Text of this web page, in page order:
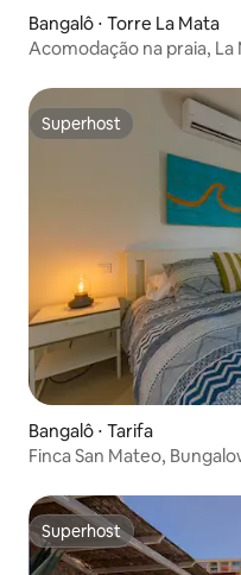
Bangalô ⋅ Torre La Mata
Acomodação na praia, La
Superhost
Superhost
Bangalô ⋅ Tarifa
Finca San Mateo,
Superhost
Superhost